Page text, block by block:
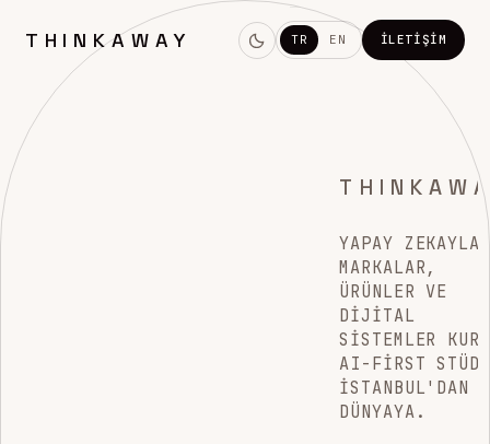
THINKAWAY TR EN İLETIŞIM
YAPAY ZEKAYLA
MARKALAR,
ÜRÜNLER VE
DIJITAL
SISTEMLER
AI-FIRST
İSTANBUL'DAN
DÜNYAYA.